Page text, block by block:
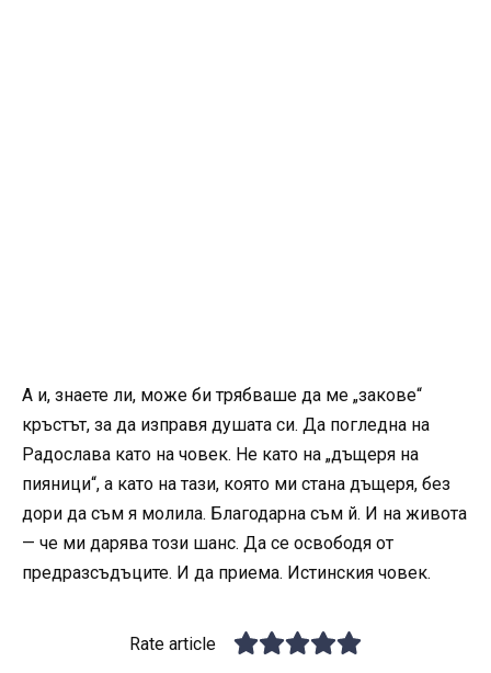
А и, знаете ли, може би трябваше да ме „закове“
кръстът, за да изправя душата си. Да погледна на
Радослава като на човек. Не като на „дъщеря на
пияници“, а като на тази, която ми стана дъщеря, без
дори да съм я молила. Благодарна съм й. И на живота
— че ми дарява този шанс. Да се освободя от
предразсъдъците. И да приема. Истинския човек.
Rate article